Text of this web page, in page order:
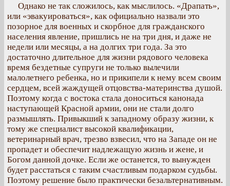
Однако не так сложилось, как мыслилось. «Драпать»,
или «эвакуироваться», как официально назвали это
позорное для военных и скорбное для гражданского
населения явление, пришлись не на три дня, и даже не
недели или месяцы, а на долгих три года. За это
достаточно длительное для жизни рядового человека
время бездетные супруги не только вылечили
малолетнего ребенка, но и прикипели к нему всем своим
сердцем, всей жаждущей отцовства-материнства душой.
Поэтому когда с востока стала доноситься канонада
наступающей Красной армии, они не стали долго
размышлять. Привыкший к западному образу жизни, к
тому же специалист высокой квалификации,
ветеринарный врач, трезво взвесил, что на Западе он не
пропадет и обеспечит надлежащую жизнь и жене, и
Богом данной дочке. Если же останется, то вынужден
будет расстаться с таким счастливым подарком судьбы.
Поэтому решение было практически безальтернативным.